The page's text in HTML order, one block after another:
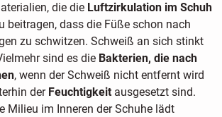
die die Luftzirkulation im Schuh
beitragen, dass die Füße schon nach
zu schwitzen. Schweiß an sich stinkt
sind es die Bakterien, die nach
, wenn der Schweiß nicht entfernt wird
der Feuchtigkeitausgesetzt sind.
Milieu im Inneren der Schuhe lädt